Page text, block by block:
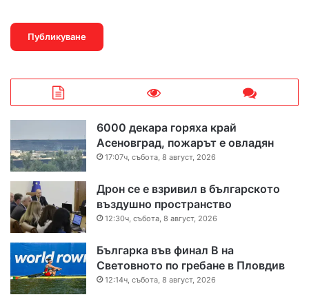
6000 декара горяха край
Асеновград, пожарът е овладян
17:07ч, събота, 8 август, 2026
Дрон се е взривил в българското
въздушно пространство
12:30ч, събота, 8 август, 2026
Българка във финал B на
Световното по гребане в Пловдив
12:14ч, събота, 8 август, 2026